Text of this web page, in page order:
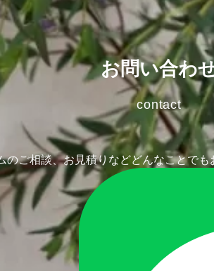
お問い合わ
contact
のご相談、お見積りなどどんなことで